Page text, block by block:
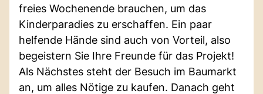
freies Wochenende brauchen, um das
Kinderparadies zu erschaffen. Ein paar
helfende Hände sind auch von Vorteil, also
begeistern Sie Ihre Freunde für das Projekt!
Als Nächstes steht der Besuch im Baumarkt
an, um alles Nötige zu kaufen. Danach geht